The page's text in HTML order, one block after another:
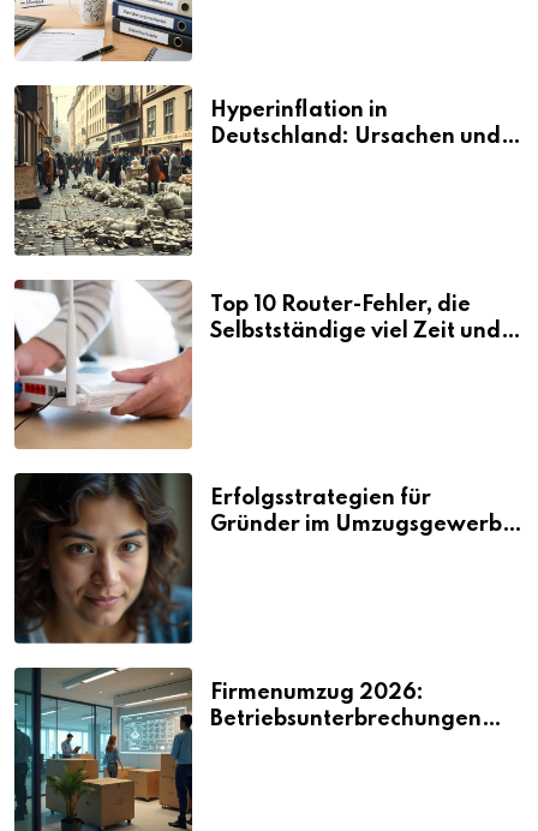
Hyperinflation in
Deutschland: Ursachen und
Top 10 Router-Fehler, die
Selbstständige viel Zeit und
Erfolgsstrategien für
Gründer im Umzugsgewerbe
Firmenumzug 2026:
Betriebsunterbrechungen